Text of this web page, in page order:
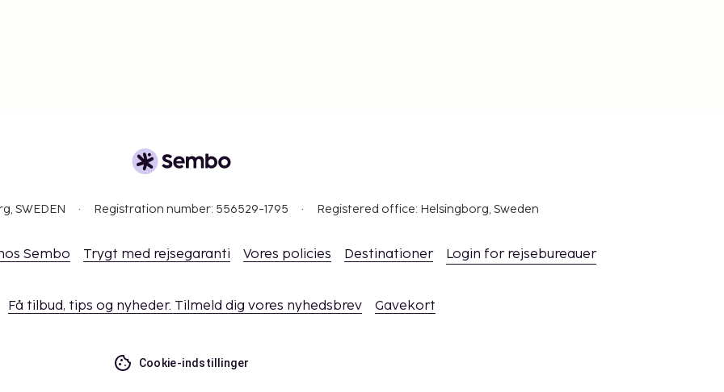
SWEDEN Registration number: 556529-1795 Registered office: Helsingborg, Sweden
Sembo Trygt med rejsegaranti Vores policies Destinationer Login for rejsebureauer
Få tilbud, tips og nyheder. Tilmeld dig vores nyhedsbrev Gavekort
Cookie-indstillinger